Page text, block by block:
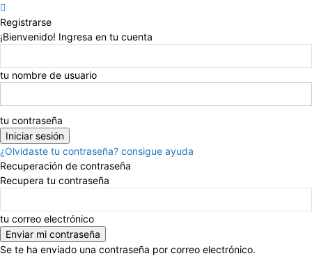
Registrarse
¡Bienvenido! Ingresa en tu cuenta
tu nombre de usuario
tu contraseña
¿Olvidaste tu contraseña? consigue ayuda
Recuperación de contraseña
Recupera tu contraseña
tu correo electrónico
Se te ha enviado una contraseña por correo electrónico.